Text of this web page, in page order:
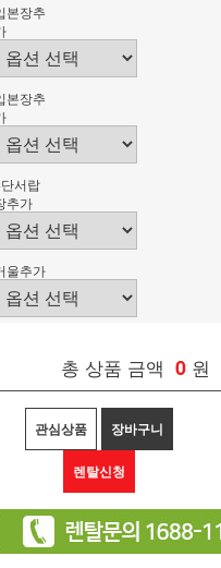
본장추
본장추
서랍
추가
울추가
총 상품 금액 0 원
관심상품 장바구니
렌탈신청